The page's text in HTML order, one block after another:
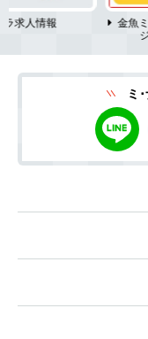
ラ求人情報
金魚
ミ